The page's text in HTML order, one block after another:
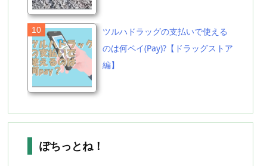
ツルハドラッグの支払いで使える
のは何ペイ(Pay)?【ドラッグストア
編】
ぽちっとね！